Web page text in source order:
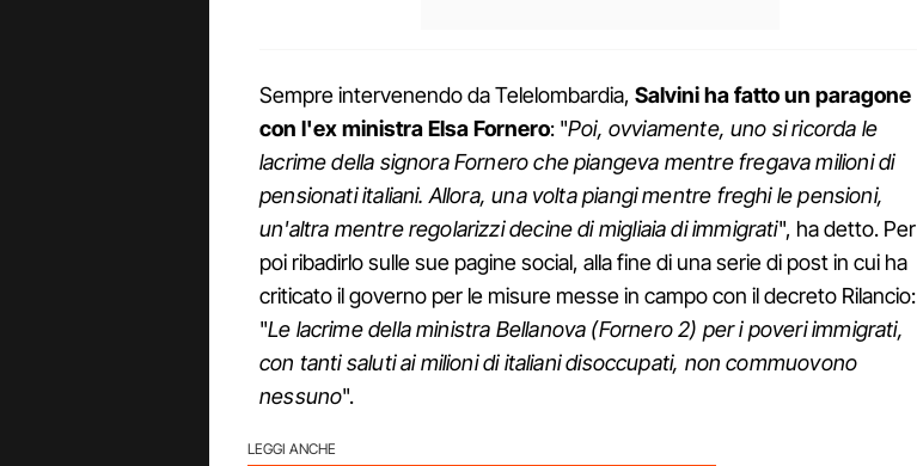
Sempre intervenendo da Telelombardia, Salvini ha fatto un paragone
con l'ex ministra Elsa Fornero: "Poi, ovviamente, uno si ricorda le
lacrime della signora Fornero che piangeva mentre fregava milioni di
pensionati italiani. Allora, una volta piangi mentre freghi le pensioni,
un'altra mentre regolarizzi decine di migliaia di immigrati", ha detto. Per
poi ribadirlo sulle sue pagine social, alla fine di una serie di post in cui ha
criticato il governo per le misure messe in campo con il decreto Rilancio:
"Le lacrime della ministra Bellanova (Fornero 2) per i poveri immigrati,
con tanti saluti ai milioni di italiani disoccupati, non commuovono
nessuno".
LEGGI ANCHE